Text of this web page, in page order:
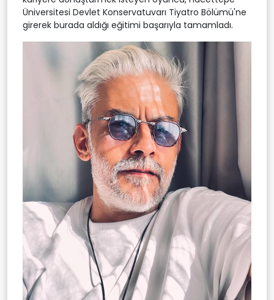
Üniversitesi Devlet Konservatuvarı Tiyatro Bölümü'ne
girerek burada aldığı eğitimi başarıyla tamamladı.